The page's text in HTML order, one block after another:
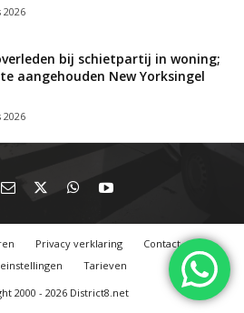
2026
bij schietpartij in woning;
aangehouden New Yorksingel
2026
Privacy verklaring
Contact
Tarieven
2000 - 2026 District8.net